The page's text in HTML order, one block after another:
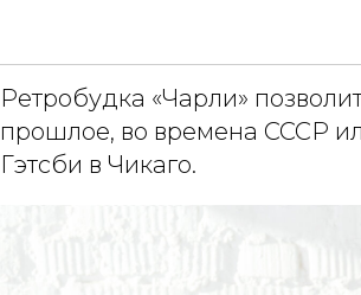
Ретробудка «Чарли»
прошлое, во времена СССР
Гэтсби в Чикаго.